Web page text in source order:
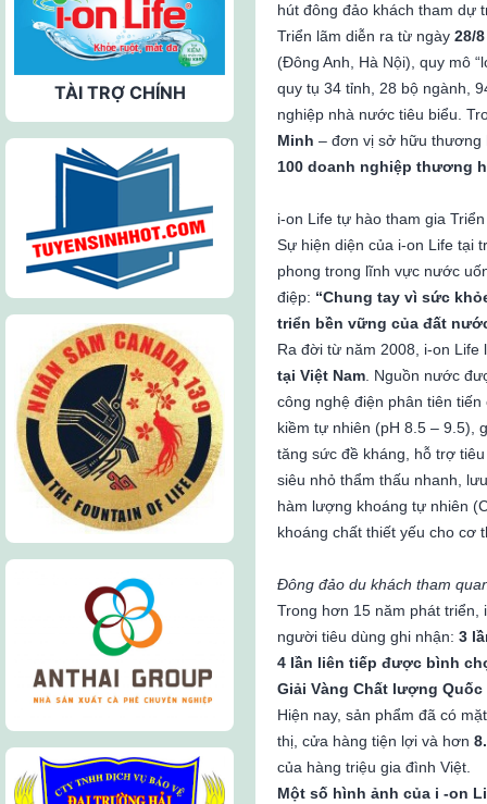
TÀI TRỢ CHÍNH
hút đông đảo khách tham dự
Triển lãm diễn ra từ ngày 28/
(Đông Anh, Hà Nội), quy mô
quy tụ 34 tỉnh, 28 bộ ngành,
nghiệp nhà nước tiêu biểu.
Minh – đơn vị sở hữu thương
100 doanh nghiệp thương
i-on Life tự hào tham gia
Sự hiện diện của i-on Life tại
phong trong lĩnh vực nước
điệp: “Chung tay vì sức
triển bền vững của đất
Ra đời từ năm 2008, i-on Life
tại Việt Nam . Nguồn nước
công nghệ điện phân tiên
kiềm tự nhiên (pH 8.5 – 9.5),
tăng sức đề kháng, hỗ trợ
siêu nhỏ thẩm thấu nhanh,
hàm lượng khoáng tự nhiên
khoáng chất thiết yếu cho cơ
Đông đảo du khách tham
Trong hơn 15 năm phát
người tiêu dùng ghi nhận: 3
4 lần liên tiếp được bình
Giải Vàng Chất lượng Quốc
Hiện nay, sản phẩm đã có
thị, cửa hàng tiện lợi và hơn
của hàng triệu gia đình Việt.
Một số hình ảnh của i -on